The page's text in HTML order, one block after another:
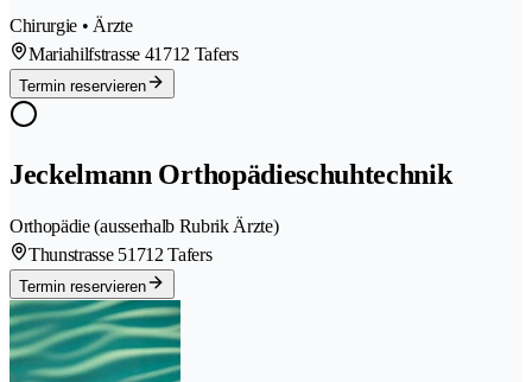
Chirurgie • Ärzte
Mariahilfstrasse 41712 Tafers
Termin reservieren
Jeckelmann Orthopädieschuhtechnik
Orthopädie (ausserhalb Rubrik Ärzte)
Thunstrasse 51712 Tafers
Termin reservieren